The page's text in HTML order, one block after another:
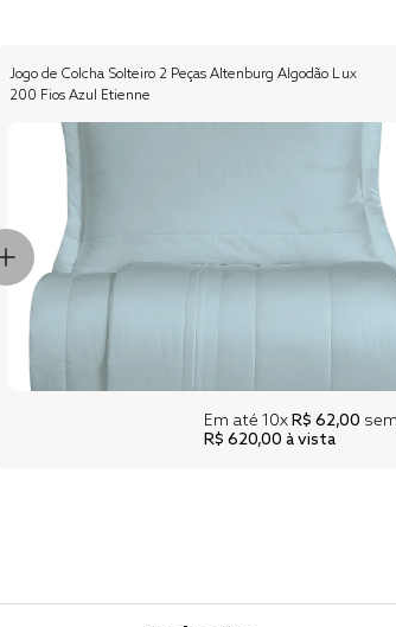
Jogo de Colcha Solteiro 2 Peças Altenburg Algodão Lux
200 Fios Azul Etienne
Em até 10xR$ 62,00
R$ 620,00 à vista